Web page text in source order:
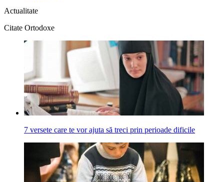
Actualitate
Citate Ortodoxe
7 versete care te vor ajuta să treci prin perioade dificile